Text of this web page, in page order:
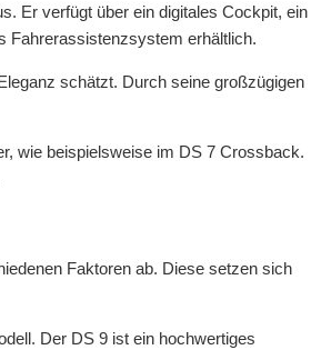
Er verfügt über ein digitales Cockpit, ein
Fahrerassistenzsystem erhältlich.
schätzt. Durch seine großzügigen
wie beispielsweise im DS 7 Crossback.
Faktoren ab. Diese setzen sich
Der DS 9 ist ein hochwertiges